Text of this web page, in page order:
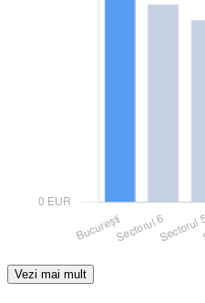
Vezi mai mult